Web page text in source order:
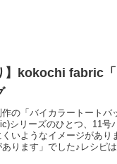
】kokochi fabric
の「バイカラートート
シリーズのひとつ、11号
いようなイメージがあ
ります」でした♪レシピ